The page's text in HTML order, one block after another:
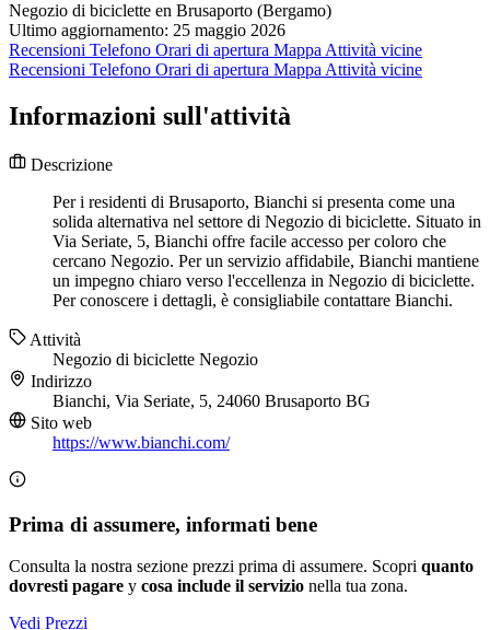
Negozio di biciclette en Brusaporto (Bergamo)
Ultimo aggiornamento: 25 maggio 2026
Recensioni Telefono Orari di apertura Mappa Attività vicine
Recensioni Telefono Orari di apertura Mappa Attività vicine
Informazioni sull'attività
Descrizione
Per i residenti di Brusaporto, Bianchi si presenta come una
solida alternativa nel settore di Negozio di biciclette. Situato in
Via Seriate, 5, Bianchi offre facile accesso per coloro che
cercano Negozio. Per un servizio affidabile, Bianchi mantiene
un impegno chiaro verso l'eccellenza in Negozio di biciclette.
Per conoscere i dettagli, è consigliabile contattare Bianchi.
Attività
Negozio di biciclette Negozio
Indirizzo
Bianchi, Via Seriate, 5, 24060 Brusaporto BG
Sito web
https://www.bianchi.com/
Prima di assumere, informati bene
Consulta la nostra sezione prezzi prima di assumere. Scopri quanto
dovresti pagare y cosa include il servizio nella tua zona.
Vedi Prezzi